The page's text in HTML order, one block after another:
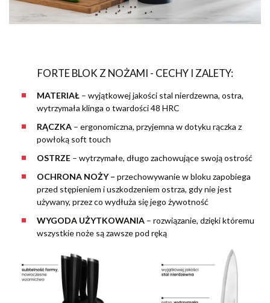
FORTE BLOK Z NOŻAMI - CECHY I ZALETY:
MATERIAŁ – wyjątkowej jakości stal nierdzewna, ostra,
wytrzymała klinga o twardości 48 HRC
RĄCZKA – ergonomiczna, przyjemna w dotyku rączka z
powłoką soft touch
OSTRZE – wytrzymałe, długo zachowujące swoją ostrość
OCHRONA NOŻY – przechowywanie w bloku zapobiega
przed stępieniem i uszkodzeniem ostrza, gdy nie jest
używany, przez co wydłuża się jego żywotność
WYGODA UŻYTKOWANIA – rozwiązanie, dzięki któremu
wszystkie noże są zawsze pod ręką